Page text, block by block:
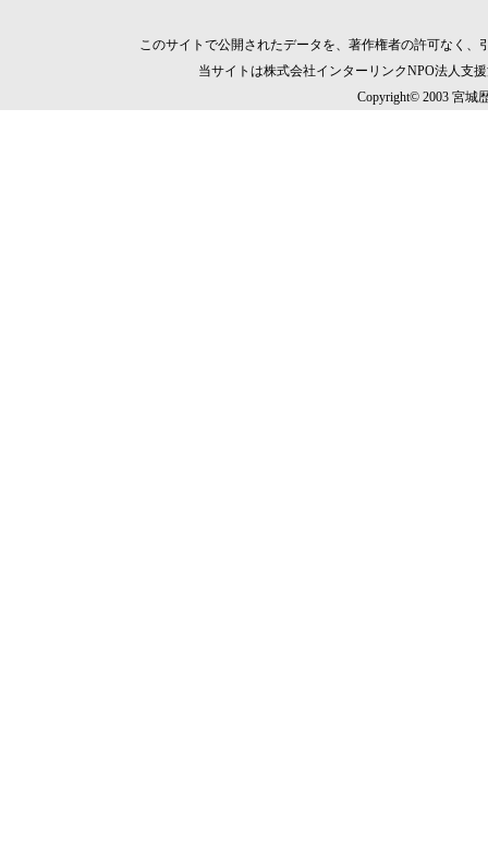
このサイトで公開されたデータを、著作権者の許可なく
当サイトは株式会社インターリンクNPO法人支
Copyright© 2003 宮城